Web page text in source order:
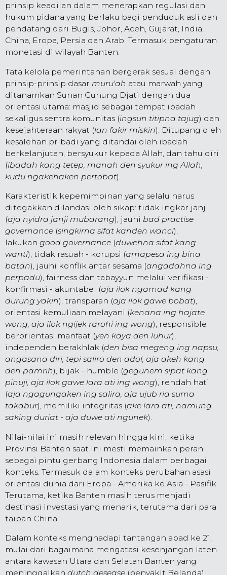
prinsip keadilan dalam menerapkan regulasi dan
hukum pidana yang berlaku bagi penduduk asli dan
pendatang dari Bugis, Johor, Aceh, Gujarat, India,
China, Eropa, Persia dan Arab. Termasuk pengaturan
monetasi di wilayah Banten.
Tata kelola pemerintahan bergerak sesuai dengan
prinsip-prinsip dasar muru'ah atau marwah yang
ditanamkan Sunan Gunung Djati dengan dua
orientasi utama: masjid sebagai tempat ibadah
sekaligus sentra komunitas (ingsun titipna tajug) dan
kesejahteraan rakyat (lan fakir miskin). Ditupang oleh
kesalehan pribadi yang ditandai oleh ibadah
berkelanjutan, bersyukur kepada Allah, dan tahu diri
(ibadah kang tetep, manah den syukur ing Allah,
kudu ngakehaken pertobat).
Karakteristik kepemimpinan yang selalu harus
ditegakkan dilandasi oleh sikap: tidak ingkar janji
(aja nyidra janji mubarang), jauhi bad practise
governance (singkirna sifat kanden wanci),
lakukan good governance (duwehna sifat kang
wanti), tidak rasuah - korupsi (amapesa ing bina
batan), jauhi konflik antar sesama (angadahna ing
perpadu), fairness dan tabayyun melalui verifikasi -
konfirmasi - akuntabel (aja ilok ngamad kang
durung yakin), transparan (aja ilok gawe bobat),
orientasi kemuliaan melayani (kenana ing hajate
wong, aja ilok ngijek rarohi ing wong), responsible
berorientasi manfaat (yen kaya den luhur),
independen berakhlak (den bisa megeng ing napsu,
angasana diri, tepi saliro den adol, aja akeh kang
den pamrih), bijak - humble (gegunem sipat kang
pinuji, aja ilok gawe lara ati ing wong), rendah hati
(aja ngagungaken ing salira, aja ujub ria suma
takabur), memiliki integritas (ake lara ati, namung
saking duriat - aja duwe ati ngunek).
Nilai-nilai ini masih relevan hingga kini, ketika
Provinsi Banten saat ini mesti memainkan peran
sebagai pintu gerbang Indonesia dalam berbagai
konteks. Termasuk dalam konteks perubahan asasi
orientasi dunia dari Eropa - Amerika ke Asia - Pasifik.
Terutama, ketika Banten masih terus menjadi
destinasi investasi yang menarik, terutama dari para
taipan China.
Dalam konteks menghadapi tantangan abad ke 21,
mulai dari bagaimana mengatasi kesenjangan laten
antara kawasan Utara dan Selatan Banten yang
meninggalkan dutch desease (penyakit Belanda)